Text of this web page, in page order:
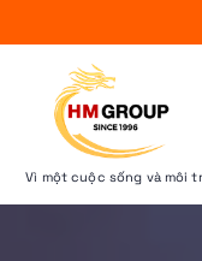
k
o
Vì một cuộc sống và môi